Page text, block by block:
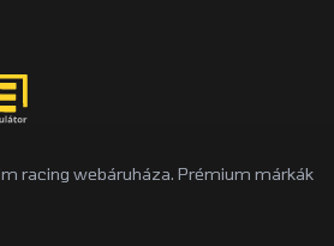
racing webáruháza. Prémium márkák